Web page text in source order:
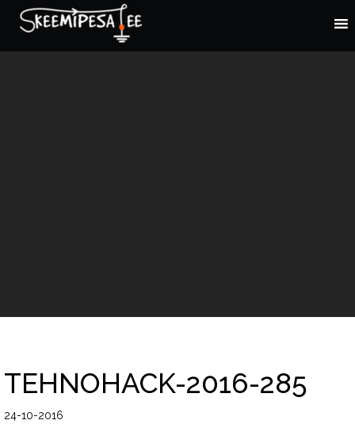
TEHNOHACK-2016-285
24-10-2016